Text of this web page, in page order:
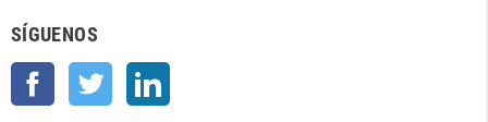
SÍGUENOS
Facebook Twitter